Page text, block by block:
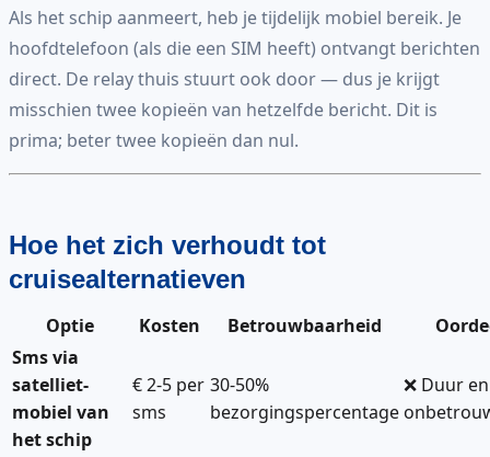
Als het schip aanmeert, heb je tijdelijk mobiel bereik. Je
hoofdtelefoon (als die een SIM heeft) ontvangt berichten
direct. De relay thuis stuurt ook door — dus je krijgt
misschien twee kopieën van hetzelfde bericht. Dit is
prima; beter twee kopieën dan nul.
Hoe het zich verhoudt tot
cruisealternatieven
Optie Kosten Betrouwbaarheid
Sms via
satelliet-
mobiel van
het schip
€ 2-5 per
sms
30-50%
bezorgingspercentage
❌ Duur en